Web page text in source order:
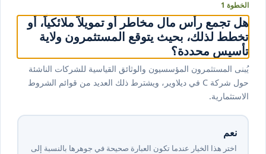
الخطوة 1
هل تجمع رأس مال مخاطر أو تمويلاً ملائكياً، أو
تخطط لذلك، بحيث يتوقع المستثمرون ولاية
تأسيس محددة؟
يُبنى المستثمرون المؤسسيون والوثائق القياسية للشركات الناشئة
حول شركة C في ديلاوير، ويشترط ذلك العديد من قوائم الشروط
الاستثمارية.
نعم
اختر هذا الخيار عندما تكون العبارة صحيحة في جوهرها بالنسبة إلى